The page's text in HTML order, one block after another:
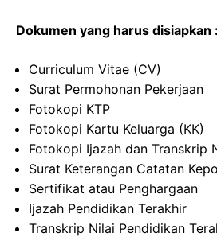
Dokumen yang harus disiapkan :
Curriculum Vitae (CV)
Surat Permohonan Pekerjaan
Fotokopi KTP
Fotokopi Kartu Keluarga (KK)
Fotokopi Ijazah dan Transkrip
Surat Keterangan Catatan
Sertifikat atau Penghargaan
Ijazah Pendidikan Terakhir
Transkrip Nilai Pendidikan